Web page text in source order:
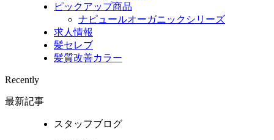
ピックアップ商品
ナピュールオーガニックシリーズ
求人情報
髪セレブ
髪質改善カラー
Recently
最新記事
スタッフブログ